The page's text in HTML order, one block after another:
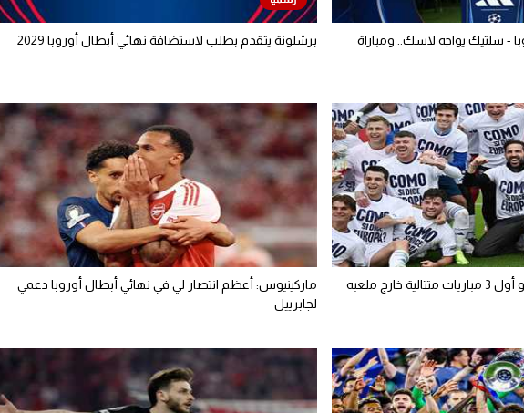
- سلتيك يواجه لاسك.. ومباراة
برشلونة يتقدم بطلب لاستضافة نهائي أبطال أوروبا 2029
ملعبه
ماركينيوس: أعظم انتصار لي في نهائي أبطال أوروبا دعمي
لجابرييل